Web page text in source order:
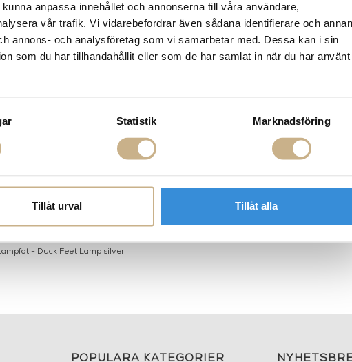
anpassa innehållet och annonserna till våra användare,
vår trafik. Vi vidarebefordrar även sådana identifierare och annan
annons- och analysföretag som vi samarbetar med. Dessa kan i sin
som du har tillhandahållit eller som de har samlat in när du har använt
Statistik Marknadsföring
Tillåt urval Tillåt alla
- Duck Feet Lamp silver
POPULÄRA KATEGORIER